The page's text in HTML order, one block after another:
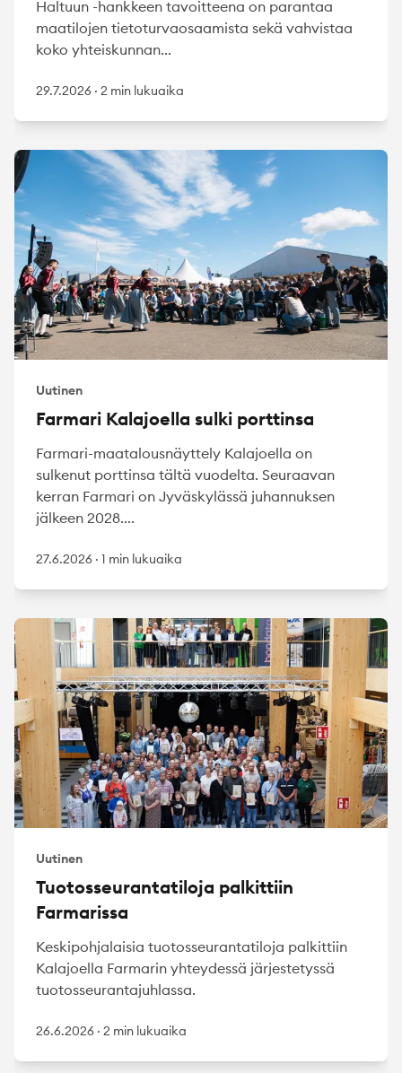
Haltuun -hankkeen tavoitteena on parantaa
maatilojen tietoturvaosaamista sekä vahvistaa
koko yhteiskunnan...
29.7.2026 · 2 min lukuaika
Uutinen
Farmari Kalajoella sulki porttinsa
Farmari-maatalousnäyttely Kalajoella on
sulkenut porttinsa tältä vuodelta. Seuraavan
kerran Farmari on Jyväskylässä juhannuksen
jälkeen 2028....
27.6.2026 · 1 min lukuaika
Uutinen
Tuotosseurantatiloja palkittiin
Farmarissa
Keskipohjalaisia tuotosseurantatiloja palkittiin
Kalajoella Farmarin yhteydessä järjestetyssä
tuotosseurantajuhlassa.
26.6.2026 · 2 min lukuaika